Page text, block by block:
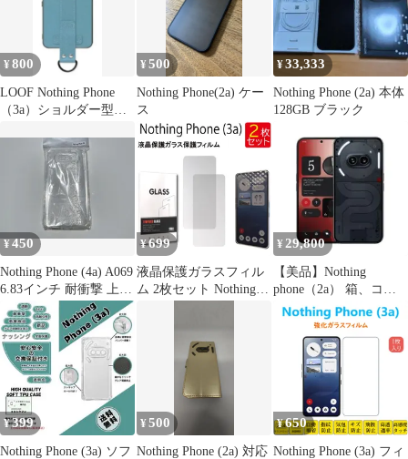
¥800
LOOF Nothing Phone
（3a）ショルダー型ス
¥500
Nothing Phone(2a) ケー
ス
¥33,333
Nothing Phone (2a) 本体
128GB ブラック
¥450
Nothing Phone (4a) A069
6.83インチ 耐衝撃 上質
TPU ソフト 透明 クリ
ア ケース A331
¥699
液晶保護ガラスフィル
ム 2枚セット Nothing
ス 強化ガラス 液晶保護
飛散防止 指紋防止 硬度
9H 送料無料
¥ 29,800
【美品】Nothing
phone（2a） 箱、コー
ド付き
¥399
Nothing Phone (3a) ソフ
¥500
Nothing Phone (2a) 対応
¥650
Nothing Phone (3a) フィ